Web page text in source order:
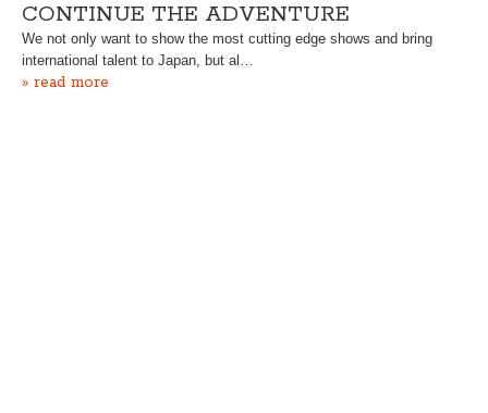
CONTINUE THE ADVENTURE
We not only want to show the most cutting edge shows and bring
international talent to Japan, but al…
» read more